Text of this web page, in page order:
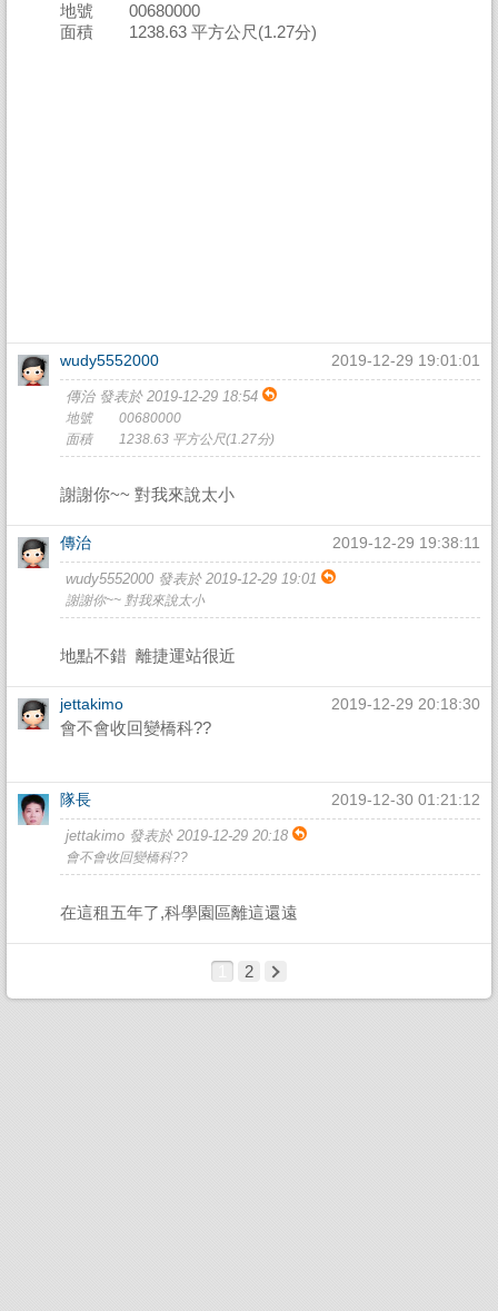
地號 00680000
面積 1238.63 平方公尺(1.27分)
wudy5552000 2019-12-29 19:01:01
傳治 發表於 2019-12-29 18:54
地號 00680000
面積 1238.63 平方公尺(1.27分)
謝謝你~~ 對我來說太小
傳治 2019-12-29 19:38:11
wudy5552000 發表於 2019-12-29 19:01
謝謝你~~ 對我來說太小
地點不錯 離捷運站很近
jettakimo 2019-12-29 20:18:30
會不會收回變橋科??
隊長 2019-12-30 01:21:12
jettakimo 發表於 2019-12-29 20:18
會不會收回變橋科??
在這租五年了,科學園區離這還遠
2